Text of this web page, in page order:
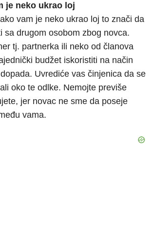
je neko ukrao loj
vam je neko ukrao loj to znači da
sa drugom osobom zbog novca.
tj. partnerka ili neko od članova
budžet iskoristiti na način
Uvrediće vas činjenica da se
oko te odlke. Nemojte previše
jer novac ne sme da poseje
vama.